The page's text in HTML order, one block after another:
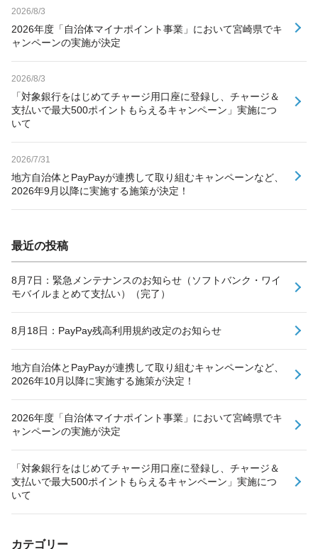
2026/8/3
2026年度「自治体マイナポイント事業」において宮崎県でキ
ャンペーンの実施が決定
2026/8/3
「対象銀行をはじめてチャージ用口座に登録し、チャージ＆
支払いで最大500ポイントもらえるキャンペーン」実施につ
いて
2026/7/31
地方自治体とPayPayが連携して取り組むキャンペーンなど、
2026年9月以降に実施する施策が決定！
最近の投稿
8月7日：緊急メンテナンスのお知らせ（ソフトバンク・ワイ
モバイルまとめて支払い）（完了）
8月18日：PayPay残高利用規約改定のお知らせ
地方自治体とPayPayが連携して取り組むキャンペーンなど、
2026年10月以降に実施する施策が決定！
2026年度「自治体マイナポイント事業」において宮崎県でキ
ャンペーンの実施が決定
「対象銀行をはじめてチャージ用口座に登録し、チャージ＆
支払いで最大500ポイントもらえるキャンペーン」実施につ
いて
カテゴリー